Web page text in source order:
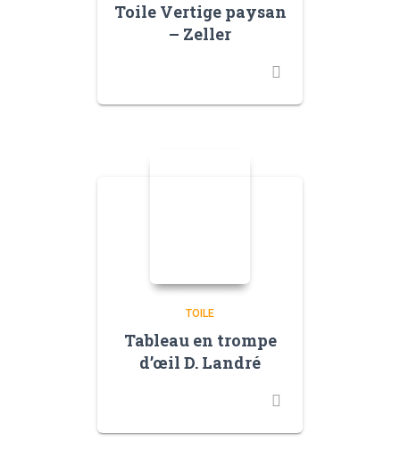
Toile Vertige paysan
– Zeller
TOILE
Tableau en trompe
d’œil D. Landré